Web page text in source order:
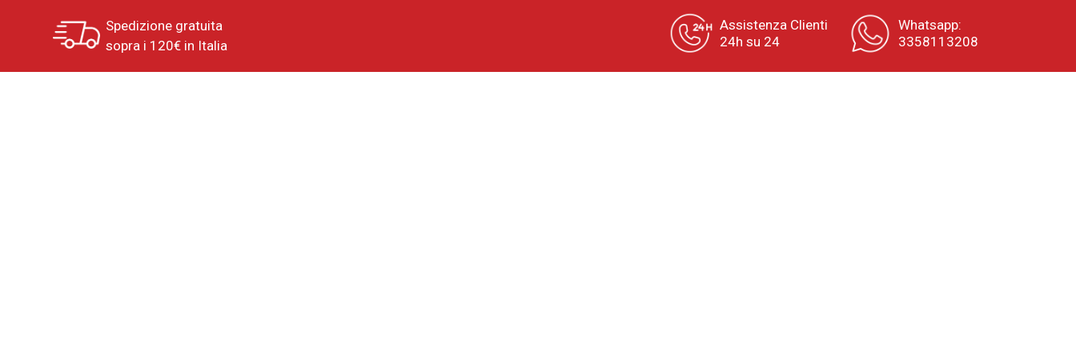
Spedizione gratuita
sopra i 120€ in Italia
Whatsapp:
3358113208
Assistenza Clienti
24h su 24